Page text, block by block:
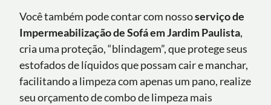
Você também pode contar com nossoserviço de
Impermeabilização de SofáemJardim Paulista,
cria uma proteção, “blindagem”, que protege seus
estofados de líquidos que possam cair e manchar,
facilitando a limpeza com apenas um pano, realize
seu orçamento de combo de limpeza mais